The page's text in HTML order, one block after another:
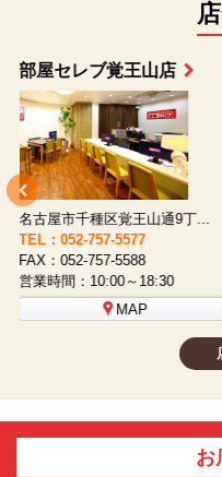
部屋セレブ上小田井店
名古屋市西区八筋町277 ...
TEL：052-508-5933
FAX：052-508-5930
営業時間：10:00～18:30
MAP
お